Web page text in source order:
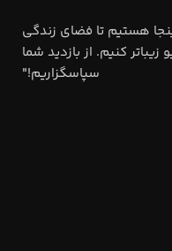
هستیم تا فضای زندگی
زیباتر کنیم. از بازدید شما
سپاسگزاریم!"